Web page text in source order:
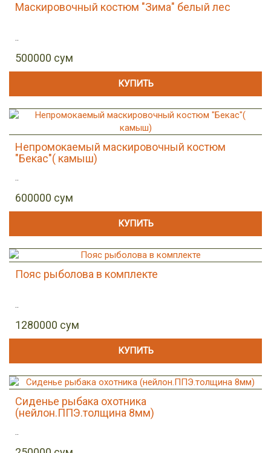
Маскировочный костюм "Зима" белый лес
..
500000 сум
КУПИТЬ
Непромокаемый маскировочный костюм
"Бекас"( камыш)
..
600000 сум
КУПИТЬ
Пояс рыболова в комплекте
..
1280000 сум
КУПИТЬ
Сиденье рыбака охотника
(нейлон.ППЭ.толщина 8мм)
..